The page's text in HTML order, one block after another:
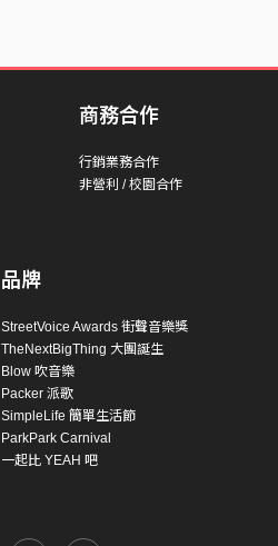
商務合作
行銷業務合作
非營利 / 校園合作
品牌
StreetVoice Awards 街聲音樂獎
TheNextBigThing 大團誕生
Blow 吹音樂
Packer 派歌
SimpleLife 簡單生活節
ParkPark Carnival
一起比 YEAH 吧